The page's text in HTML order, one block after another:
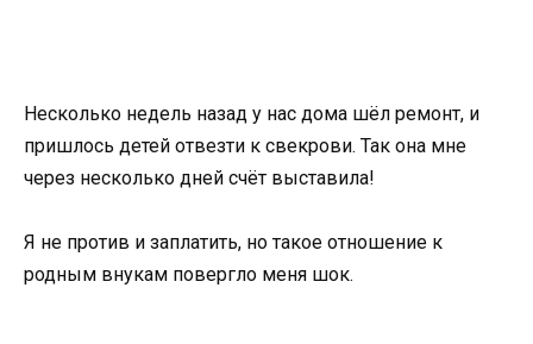
Несколько недель назад у нас дома шёл ремонт, и
пришлось детей отвезти к свекрови. Так она мне
через несколько дней счёт выставила!
Я не против и заплатить, но такое отношение к
родным внукам повергло меня шок.